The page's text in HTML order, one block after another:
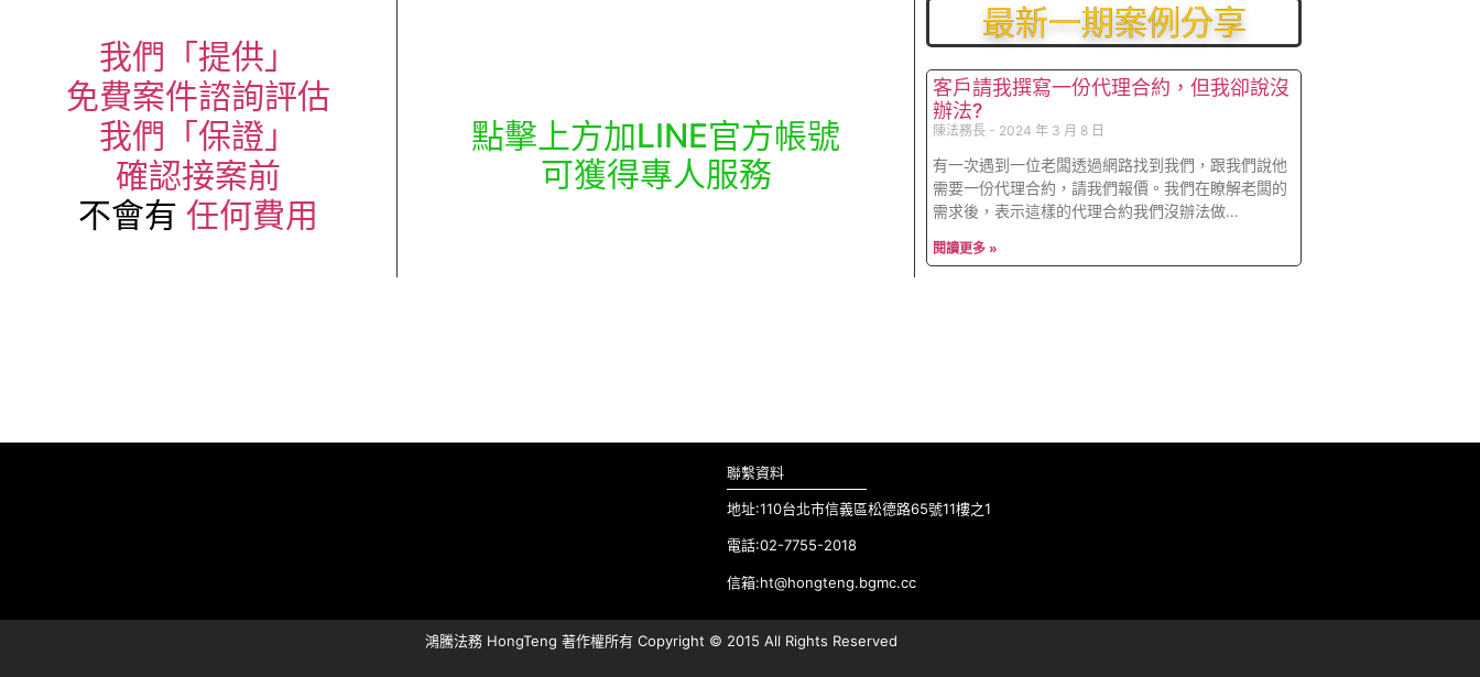
我們「提供」
免費案件諮詢評估
我們「保證」
確認接案前
不會有 任何費用
點擊上方加LINE官方帳號
可獲得專人服務
最新一期案例分享
客戶請我撰寫一份代理合約，但我卻說沒
辦法?
陳法務長 2024 年 3 月 8 日
有一次遇到一位老闆透過網路找到我們，跟我們說他
需要一份代理合約，請我們報價。我們在瞭解老闆的
需求後，表示這樣的代理合約我們沒辦法做…
閱讀更多 »
聯繫資料
地址:110台北市信義區松德路65號11樓之1
電話:02-7755-2018
信箱:ht@hongteng.bgmc.cc
鴻騰法務 HongTeng 著作權所有 Copyright © 2015 All Rights Reserved